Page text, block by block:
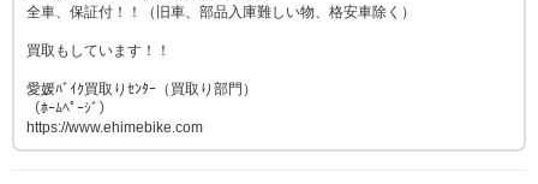
全車、保証付！！（旧車、部品入庫難しい物、格安車除く）
買取もしています！！
愛媛ﾊﾞｲｸ買取りｾﾝﾀｰ（買取り部門）
（ﾎｰﾑﾍﾟｰｼﾞ）
https://www.ehimebike.com